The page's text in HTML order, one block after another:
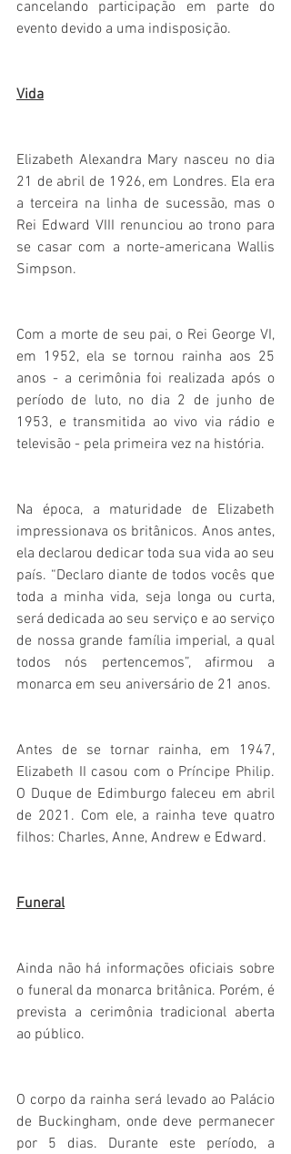
cancelando participação em parte do
evento devido a uma indisposição.
Vida
Elizabeth Alexandra Mary nasceu no dia
21 de abril de 1926, em Londres. Ela era
a terceira na linha de sucessão, mas o
Rei Edward VIII renunciou ao trono para
se casar com a norte-americana Wallis
Simpson.
Com a morte de seu pai, o Rei George VI,
em 1952, ela se tornou rainha aos 25
anos - a cerimônia foi realizada após o
período de luto, no dia 2 de junho de
1953, e transmitida ao vivo via rádio e
televisão - pela primeira vez na história.
Na época, a maturidade de Elizabeth
impressionava os britânicos. Anos antes,
ela declarou dedicar toda sua vida ao seu
país. “Declaro diante de todos vocês que
toda a minha vida, seja longa ou curta,
será dedicada ao seu serviço e ao serviço
de nossa grande família imperial, a qual
todos nós pertencemos”, afirmou a
monarca em seu aniversário de 21 anos.
Antes de se tornar rainha, em 1947,
Elizabeth II casou com o Príncipe Philip.
O Duque de Edimburgo faleceu em abril
de 2021. Com ele, a rainha teve quatro
filhos: Charles, Anne, Andrew e Edward.
Funeral
Ainda não há informações oficiais sobre
o funeral da monarca britânica. Porém, é
prevista a cerimônia tradicional aberta
ao público.
O corpo da rainha será levado ao Palácio
de Buckingham, onde deve permanecer
por 5 dias. Durante este período, a